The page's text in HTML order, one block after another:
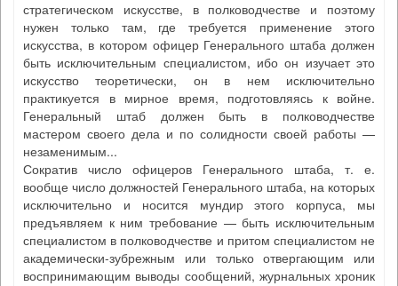
стратегическом искусстве, в полководчестве и поэтому
нужен только там, где требуется применение этого
искусства, в котором офицер Генерального штаба должен
быть исключительным специалистом, ибо он изучает это
искусство теоретически, он в нем исключительно
практикуется в мирное время, подготовляясь к войне.
Генеральный штаб должен быть в полководчестве
мастером своего дела и по солидности своей работы —
незаменимым...
Сократив число офицеров Генерального штаба, т. е.
вообще число должностей Генерального штаба, на которых
исключительно и носится мундир этого корпуса, мы
предъявляем к ним требование — быть исключительным
специалистом в полководчестве и притом специалистом не
академически-зубрежным или только отвергающим или
воспринимающим выводы сообщений, журнальных хроник